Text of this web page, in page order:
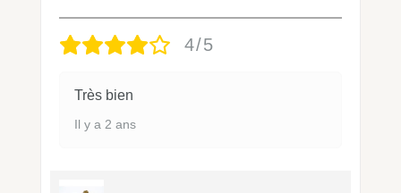
4/5
Très bien
Il y a 2 ans